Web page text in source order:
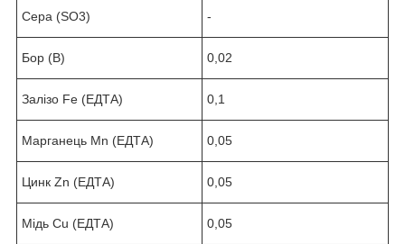
Сера (SO3) -
Бор (B) 0,02
Залізо Fe (ЕДТА) 0,1
Марганець Mn (ЕДТА) 0,05
Цинк Zn (ЕДТА) 0,05
Мідь Cu (ЕДТА) 0,05